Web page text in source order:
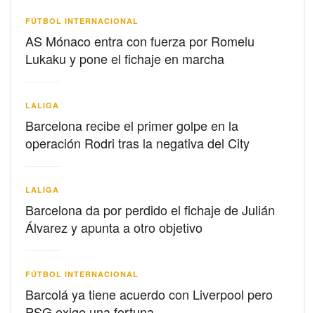
FÚTBOL INTERNACIONAL
AS Mónaco entra con fuerza por Romelu
Lukaku y pone el fichaje en marcha
LALIGA
Barcelona recibe el primer golpe en la
operación Rodri tras la negativa del City
LALIGA
Barcelona da por perdido el fichaje de Julián
Álvarez y apunta a otro objetivo
FÚTBOL INTERNACIONAL
Barcolá ya tiene acuerdo con Liverpool pero